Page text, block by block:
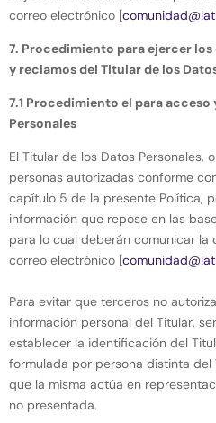
correo electrónico [
7. Procedimiento para ejercer
y reclamos del Titular de los
7.1 Procedimiento el para
Personales
El Titular de los Datos Personales,
personas autorizadas conforme
capítulo 5 de la presente Política,
información que repose en las
para lo cual deberán comunicar
correo electrónico [
Para evitar que terceros no
información personal del Titular,
establecer la identificación del
formulada por persona distinta
que la misma actúa en
no presentada.